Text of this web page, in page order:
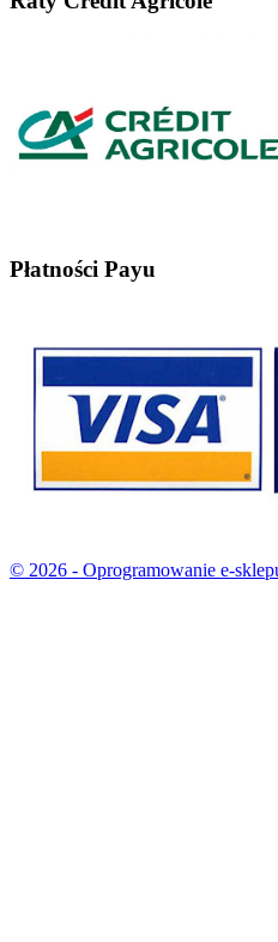
Płatności Payu
© 2026 - Oprogramowanie e-